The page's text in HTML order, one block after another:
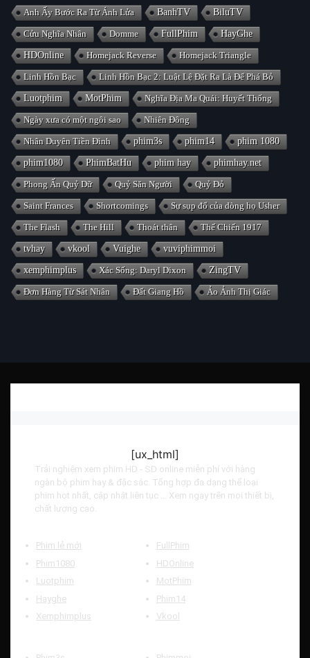
Anh Ấy Bước Ra Từ Ánh Lửa BanhTV BiluTV
Cửu Nghĩa Nhân Domme FullPhim HayGhe
HDOnline Homejack Reverse Homejack Triangle
Linh Hồn Bạc Linh Hồn Bạc 2: Luật Lệ Đặt Ra Là Để Phá Bỏ
Luotphim MotPhim Nghĩa Địa Ma Quái: Huyết Thống
Ngày xưa có một ngôi sao Nhiên Đông
Nhân Duyên Tiền Đình phim3s phim14 phim 1080
phim1080 PhimBatHu phim hay phimhay.net
Phong Ấn Quỷ Dữ Quỷ Săn Người Quỷ Đỏ
Saint Frances Shortcomings Sự sụp đổ của dòng họ Usher
The Flash The Hill Thoát thân Thế Chiến 1917
tvhay vkool Vuighe vuviphimmoi
xemphimplus Xác Sống: Daryl Dixon ZingTV
Đơn Hàng Từ Sát Nhân Đất Giang Hồ Ảo Ảnh Thị Giác